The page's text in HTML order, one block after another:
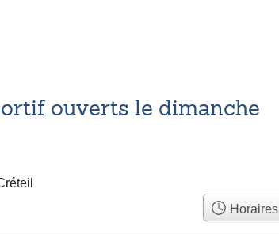
ouverts le dimanche
Horaires